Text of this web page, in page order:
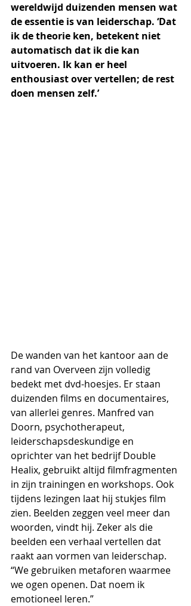
wereldwijd duizenden mensen wat
de essentie is van leiderschap. ‘Dat
ik de theorie ken, betekent niet
automatisch dat ik die kan
uitvoeren. Ik kan er heel
enthousiast over vertellen; de rest
doen mensen zelf.’
De wanden van het kantoor aan de
rand van Overveen zijn volledig
bedekt met dvd-hoesjes. Er staan
duizenden films en documentaires,
van allerlei genres. Manfred van
Doorn, psychotherapeut,
leiderschapsdeskundige en
oprichter van het bedrijf Double
Healix, gebruikt altijd filmfragmenten
in zijn trainingen en workshops. Ook
tijdens lezingen laat hij stukjes film
zien. Beelden zeggen veel meer dan
woorden, vindt hij. Zeker als die
beelden een verhaal vertellen dat
raakt aan vormen van leiderschap.
“We gebruiken metaforen waarmee
we ogen openen. Dat noem ik
emotioneel leren.”